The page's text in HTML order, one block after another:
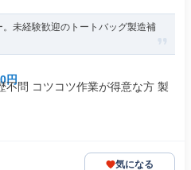
未経験歓迎のトートバッグ製造補
円
不問 コツコツ作業が得意な方 製
気になる